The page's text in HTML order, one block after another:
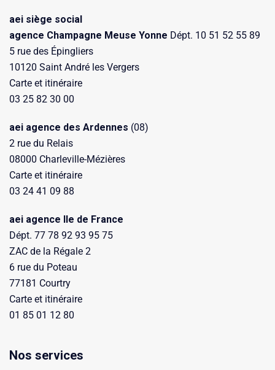
aei siège social
agence Champagne Meuse Yonne Dépt. 10 51 52 55 89
5 rue des Épingliers
10120 Saint André les Vergers
Carte et itinéraire
03 25 82 30 00
aei agence des Ardennes (08)
2 rue du Relais
08000 Charleville-Mézières
Carte et itinéraire
03 24 41 09 88
aei agence Ile de France
Dépt. 77 78 92 93 95 75
ZAC de la Régale 2
6 rue du Poteau
77181 Courtry
Carte et itinéraire
01 85 01 12 80
Nos services